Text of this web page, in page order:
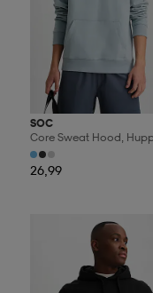
SOC
Core Sweat Hood,
Miesten
26,99
Valitse 2, maksa 44,99€